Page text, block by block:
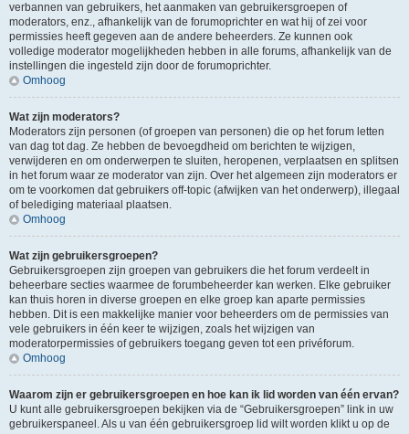
verbannen van gebruikers, het aanmaken van gebruikersgroepen of
moderators, enz., afhankelijk van de forumoprichter en wat hij of zei voor
permissies heeft gegeven aan de andere beheerders. Ze kunnen ook
volledige moderator mogelijkheden hebben in alle forums, afhankelijk van de
instellingen die ingesteld zijn door de forumoprichter.
Omhoog
Wat zijn moderators?
Moderators zijn personen (of groepen van personen) die op het forum letten
van dag tot dag. Ze hebben de bevoegdheid om berichten te wijzigen,
verwijderen en om onderwerpen te sluiten, heropenen, verplaatsen en splitsen
in het forum waar ze moderator van zijn. Over het algemeen zijn moderators er
om te voorkomen dat gebruikers off-topic (afwijken van het onderwerp), illegaal
of belediging materiaal plaatsen.
Omhoog
Wat zijn gebruikersgroepen?
Gebruikersgroepen zijn groepen van gebruikers die het forum verdeelt in
beheerbare secties waarmee de forumbeheerder kan werken. Elke gebruiker
kan thuis horen in diverse groepen en elke groep kan aparte permissies
hebben. Dit is een makkelijke manier voor beheerders om de permissies van
vele gebruikers in één keer te wijzigen, zoals het wijzigen van
moderatorpermissies of gebruikers toegang geven tot een privéforum.
Omhoog
Waarom zijn er gebruikersgroepen en hoe kan ik lid worden van één ervan?
U kunt alle gebruikersgroepen bekijken via de “Gebruikersgroepen” link in uw
gebruikerspaneel. Als u van één gebruikersgroep lid wilt worden klikt u op de